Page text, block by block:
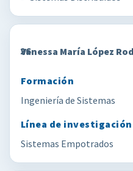
26
Vanessa María López
Ingeniería de Sistemas
Sistemas Empotrados